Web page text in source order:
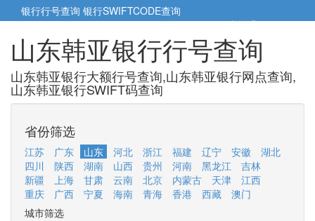
银行行号查询 银行SWIFTCODE查询
5cm小帮手5cm.cn
山东韩亚银行行号查询
山东韩亚银行大额行号查询,山东韩亚银行网点查询,
山东韩亚银行SWIFT码查询
省份筛选
江苏 广东 山东 河北 浙江 福建 辽宁 安徽
湖北
四川
陕西 湖南 山西 贵州 河南 黑龙江
吉林
新疆
上海 甘肃 云南 北京 内蒙古 天津
江西
重庆
广西 宁夏 海南 青海 香港 西藏
澳门
城市筛选